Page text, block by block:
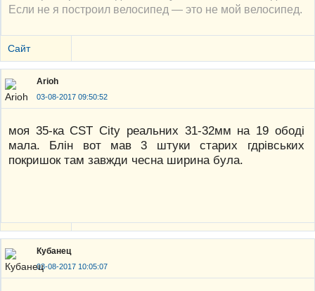
Если не я построил велосипед — это не мой велосипед.
Сайт
Arioh
03-08-2017 09:50:52
моя 35-ка CST City реальних 31-32мм на 19 ободі
мала. Блін вот мав 3 штуки старих гдрівських
покришок там завжди чесна ширина була.
Кубанец
03-08-2017 10:05:07